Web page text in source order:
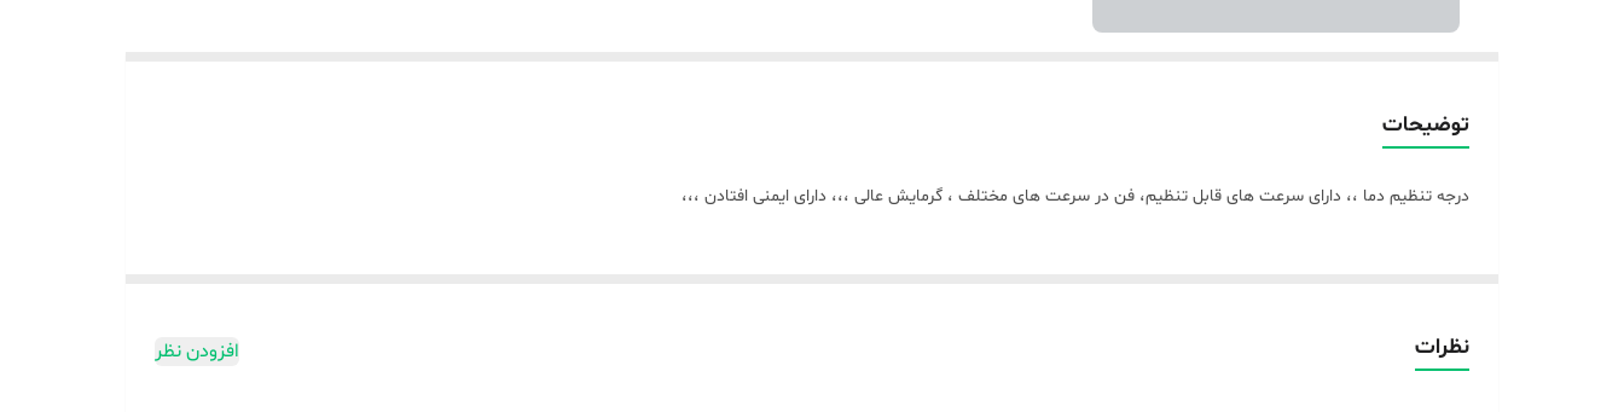
توضیحات
درجه تنظیم دما ،، دارای سرعت های قابل تنظیم، فن در سرعت های مختلف ، گرمایش عالی ،،، دارای ایمنی افتادن ،،،
نظرات افزودن نظر